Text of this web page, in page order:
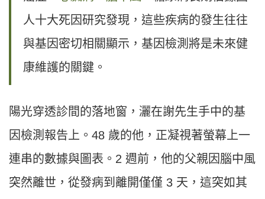
人十大死因研究發現，這些疾病的發生往往
與基因密切相關顯示，基因檢測將是未來健
康維護的關鍵。
陽光穿透診間的落地窗，灑在謝先生手中的基
因檢測報告上。48 歲的他，正凝視著螢幕上一
連串的數據與圖表。2 週前，他的父親因腦中風
突然離世，從發病到離開僅僅 3 天，這突如其